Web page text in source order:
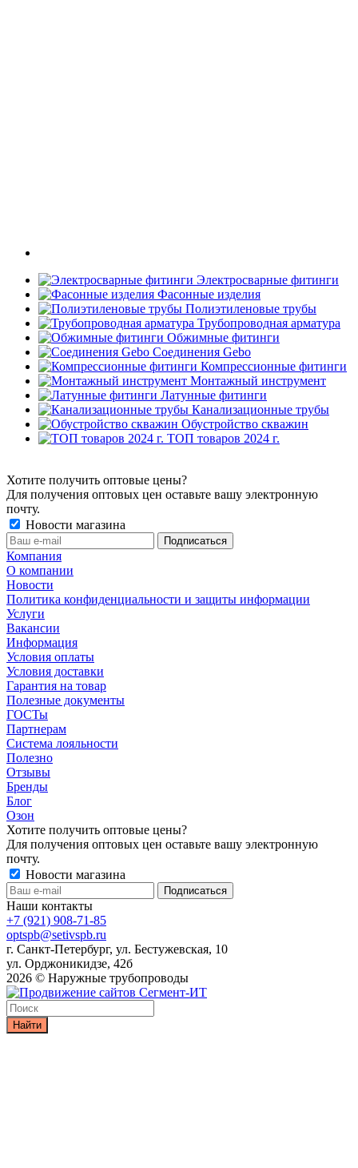
Электросварные фитинги
Фасонные изделия
Полиэтиленовые трубы
Трубопроводная арматура
Обжимные фитинги
Соединения Gebo
Компрессионные фитинги
Монтажный инструмент
Латунные фитинги
Канализационные трубы
Обустройство скважин
ТОП товаров 2024 г.
Хотите получить оптовые цены?
Для получения оптовых цен оставьте вашу электронную
почту.
Новости магазина
Компания
О компании
Новости
Политика конфиденциальности и защиты информации
Услуги
Вакансии
Информация
Условия оплаты
Условия доставки
Гарантия на товар
Полезные документы
ГОСТы
Партнерам
Система лояльности
Полезно
Отзывы
Бренды
Блог
Озон
Хотите получить оптовые цены?
Для получения оптовых цен оставьте вашу электронную
почту.
Новости магазина
Наши контакты
+7 (921) 908-71-85
optspb@setivspb.ru
г. Санкт-Петербург, ул. Бестужевская, 10
ул. Орджоникидзе, 42б
2026 © Наружные трубопроводы
Найти